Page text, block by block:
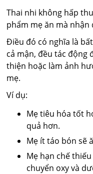
Thai nhi không hấp
phẩm mẹ ăn mà
Điều đó có nghĩa là
cả mận, đều tác động
thiện hoặc làm ảnh
mẹ.
Ví dụ:
Mẹ tiêu hóa tốt
quả hơn.
Mẹ ít táo bón sẽ
Mẹ hạn chế
chuyển oxy và